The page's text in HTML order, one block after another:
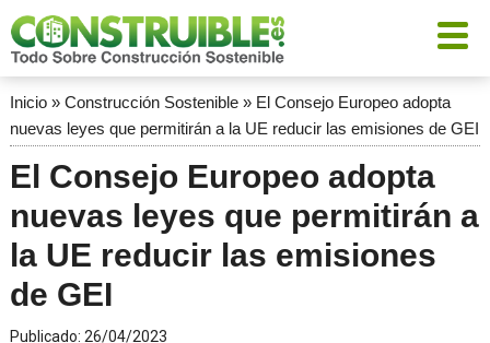
Inicio» Construcción Sostenible» El Consejo Europeo adopta
nuevas leyes que permitirán a la UE reducir las emisiones de GEI
El Consejo Europeo adopta
nuevas leyes que permitirán a
la UE reducir las emisiones
de GEI
Publicado: 26/04/2023